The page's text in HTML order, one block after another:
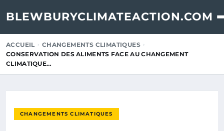
BLEWBURYCLIMATEACTION.COM
ACCUEIL
CHANGEMENTS CLIMATIQUES
CONSERVATION DES ALIMENTS FACE AU CHANGEMENT
CLIMATIQUE…
CHANGEMENTS CLIMATIQUES